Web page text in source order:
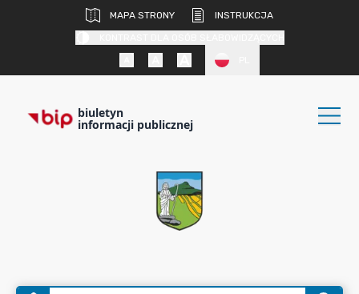
MAPA STRONY
INSTRUKCJA
biuletyn
informacji publicznej